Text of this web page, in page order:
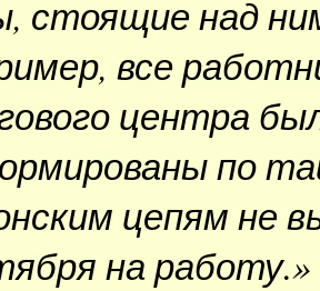
стоящие над
все
центра
по
цепям не
на работу.»